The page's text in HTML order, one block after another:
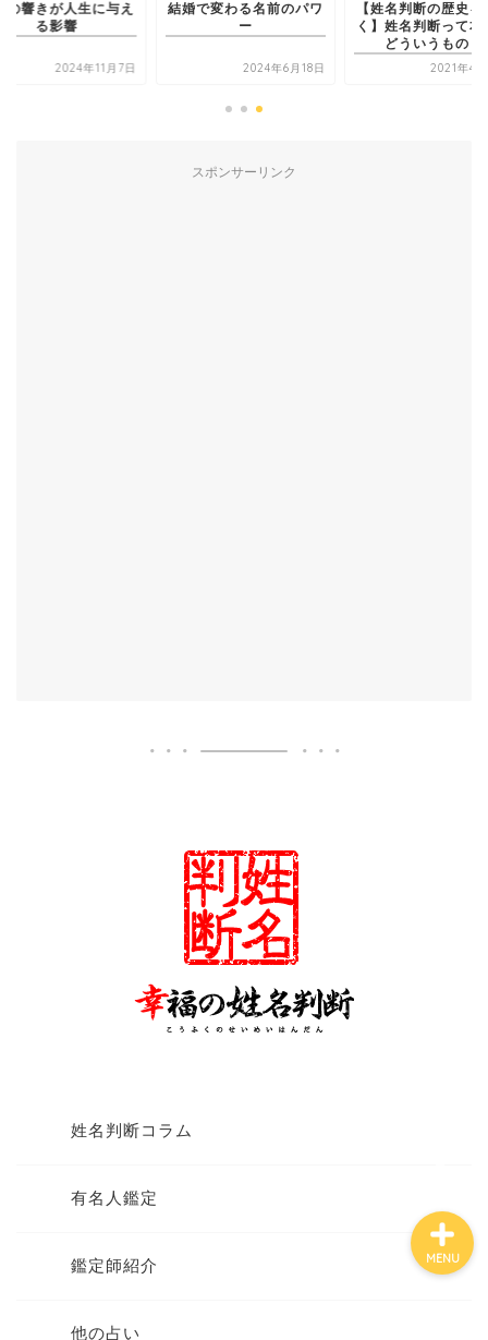
の響きが人生に与え
る影響
2024年11月7日
結婚で変わる名前のパワ
ー
2024年6月18日
【姓名判断の歴史を
く】姓名判断って本
どういうもの？
2021年4
スポンサーリンク
姓名判断コラム
有名人鑑定
鑑定師紹介
他の占い
MENU
有名人鑑定
姓名判断コラム